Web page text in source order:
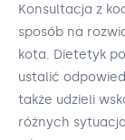
Konsultacja z
sposób na
kota. Dietetyk
ustalić
także udzieli
różnych